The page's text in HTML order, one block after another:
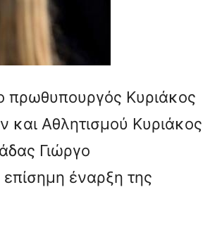
πρωθυπουργός Κυριάκος
Αθλητισμού Κυριάκος
Γιώργο
έναρξη της